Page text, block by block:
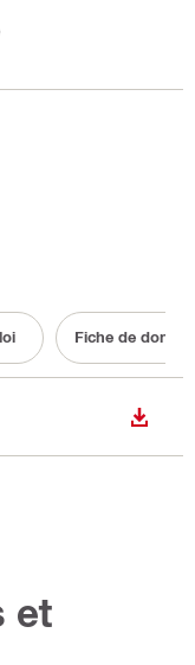
Fiche de
et